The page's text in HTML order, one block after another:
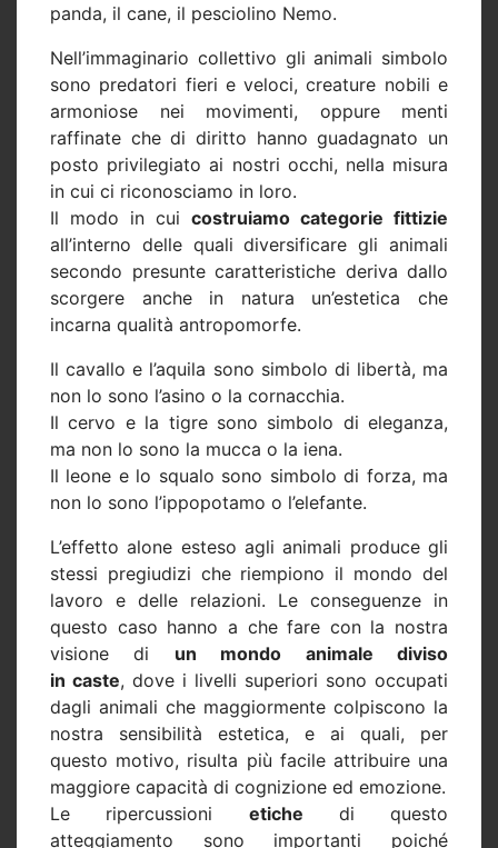
panda, il cane, il pesciolino Nemo.
Nell’immaginario collettivo gli animali simbolo
sono predatori fieri e veloci, creature nobili e
armoniose nei movimenti, oppure menti
raffinate che di diritto hanno guadagnato un
posto privilegiato ai nostri occhi, nella misura
in cui ci riconosciamo in loro.
Il modo in cui costruiamo categorie fittizie
all’interno delle quali diversificare gli animali
secondo presunte caratteristiche deriva dallo
scorgere anche in natura un’estetica che
incarna qualità antropomorfe.
Il cavallo e l’aquila sono simbolo di libertà, ma
non lo sono l’asino o la cornacchia.
Il cervo e la tigre sono simbolo di eleganza,
ma non lo sono la mucca o la iena.
Il leone e lo squalo sono simbolo di forza, ma
non lo sono l’ippopotamo o l’elefante.
L’effetto alone esteso agli animali produce gli
stessi pregiudizi che riempiono il mondo del
lavoro e delle relazioni. Le conseguenze in
questo caso hanno a che fare con la nostra
visione di un mondo animale diviso
in caste, dove i livelli superiori sono occupati
dagli animali che maggiormente colpiscono la
nostra sensibilità estetica, e ai quali, per
questo motivo, risulta più facile attribuire una
maggiore capacità di cognizione ed emozione.
Le ripercussioni etiche di questo
atteggiamento sono importanti poiché